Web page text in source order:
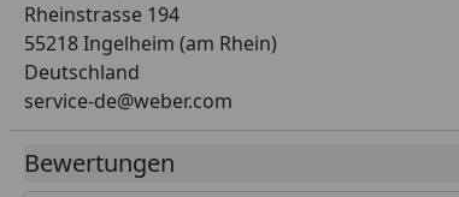
Rheinstrasse 194
55218 Ingelheim (am Rhein)
Deutschland
service-de@weber.com
Bewertungen